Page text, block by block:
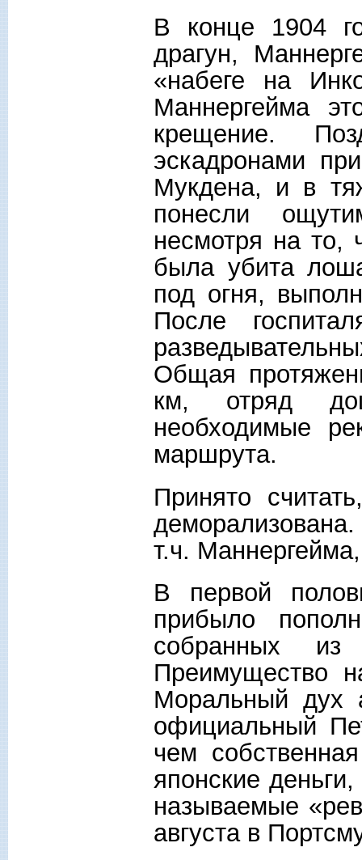
В конце 1904
драгун,
«набеге на
Маннергейма
крещение.
эскадронами
Мукдена, и в
понесли
несмотря на то,
была убита
под огня,
После
Общая
км, отряд
необходимые
маршрута.
Принято
т.ч.
В первой
прибыло
собранных
Преимущество
Моральный дух
официальный
чем
японские
называемые
августа в